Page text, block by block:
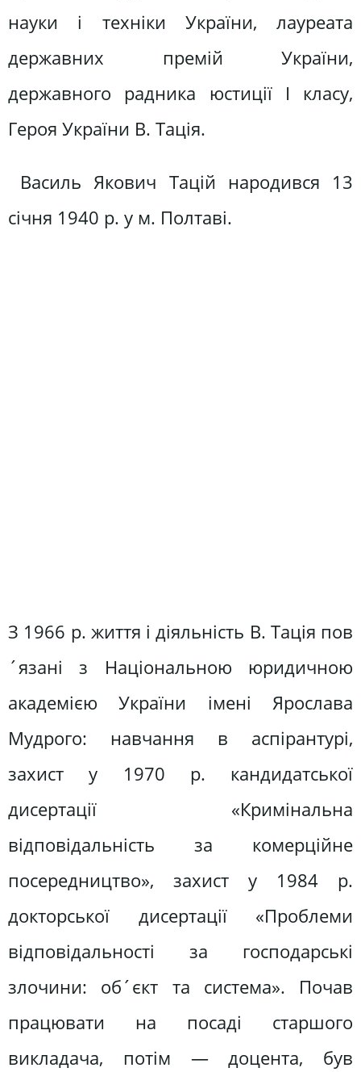
науки і техніки України, лауреата
державних премій України,
державного радника юстиції І класу,
Героя України В. Тація.
Василь Якович Тацій народився 13
січня 1940 р. у м. Полтаві.
З 1966 р. життя і діяльність В. Тація пов
´язані з Національною юридичною
академією України імені Ярослава
Мудрого: навчання в аспірантурі,
захист у 1970 р. кандидатської
дисертації «Кримінальна
відповідальність за комерційне
посередництво», захист у 1984 р.
докторської дисертації «Проблеми
відповідальності за господарські
злочини: об´єкт та система». Почав
працювати на посаді старшого
викладача, потім — доцента, був